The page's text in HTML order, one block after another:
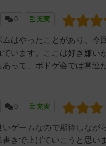
0 充実
ムはやったことがあり、
います。ここは好き嫌い
あって、ボドゲ会では常連
0 充実
ゲームなので期待しなが
きで上げていこうと思い